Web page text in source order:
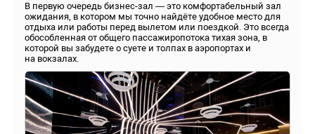
В первую очередь бизнес-зал — это комфортабельный зал
ожидания, в котором мы точно найдёте удобное место для
отдыха или работы перед вылетом или поездкой. Это всегда
обособленная от общего пассажиропотока тихая зона, в
которой вы забудете о суете и толпах в аэропортах и
на вокзалах.